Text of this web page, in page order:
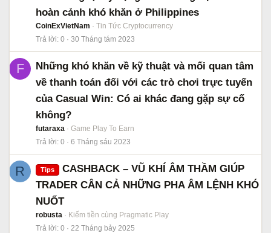
hoàn cảnh khó khăn ở Philippines
CoinExVietNam
Tin Tức Cryptocurrency
Trả lời 0 30 Tháng tám 2023
F
Những khó khăn về kỹ thuật và mối quan tâm
về thanh toán đối với các trò chơi trực tuyến
của Casual Win: Có ai khác đang gặp sự cố
không?
futaraxa
Game Play To Earn
Trả lời 0 6 Tháng sáu 2023
R Tips
CASHBACK – VŨ KHÍ ÂM THẦM GIÚP
TRADER CÂN CẢ NHỮNG PHA ÂM LỆNH KHÓ
NUỐT
robusta
Kiếm tiền cùng Pragmatic Play
Trả lời 0 22 Tháng bảy 2025